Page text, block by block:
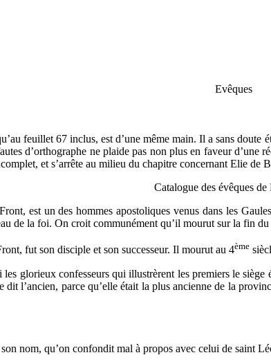
Evêques
feuillet 67 inclus, est d’une même main. Il a sans
d’orthographe ne plaide pas non plus en faveur
et s’arrête au milieu du chapitre concernant Elie de
Catalogue des évêques de
est un des hommes apostoliques venus dans les
de la foi. On croit communément qu’il mourut sur la fin du
fut son disciple et son successeur. Il mourut au 4ème
glorieux confesseurs qui illustrèrent les premiers le
dit l’ancien, parce qu’elle était la plus ancienne de la
nom, qu’on confondit mal à propos avec celui de saint